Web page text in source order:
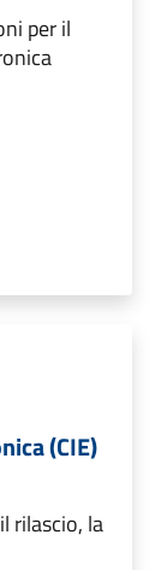
per il
(CIE)
rilascio, la